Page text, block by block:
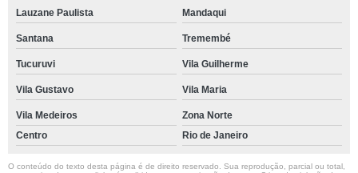
Lauzane Paulista Mandaqui
Santana Tremembé
Tucuruvi Vila Guilherme
Vila Gustavo Vila Maria
Vila Medeiros
Zona Norte
Centro
Rio de Janeiro
O conteúdo do texto desta página é de direito reservado. Sua reprodução, parcial ou total,